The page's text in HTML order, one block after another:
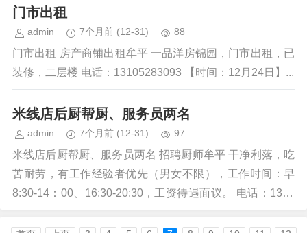
门市出租
admin 7个月前 (12-31) 88
门市出租 房产商铺出租牟平 一品洋房锦园，门市出租，已
装修，二层楼 电话：13105283093 【时间：12月24日】...
米线店后厨帮厨、服务员两名
admin 7个月前 (12-31) 97
米线店后厨帮厨、服务员两名 招聘厨师牟平 干净利落，吃
苦耐劳，有工作经验者优先（男女不限），工作时间：早
8:30-14：00、16:30-20:30，工资待遇面议。 电话：1340